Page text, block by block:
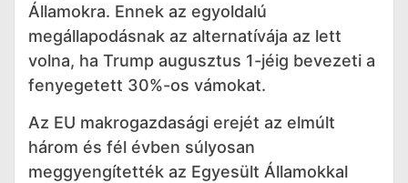
Államokra. Ennek az egyoldalú
megállapodásnak az alternatívája az lett
volna, ha Trump augusztus 1-jéig bevezeti a
fenyegetett 30%-os vámokat.
Az EU makrogazdasági erejét az elmúlt
három és fél évben súlyosan
meggyengítették az Egyesült Államokkal